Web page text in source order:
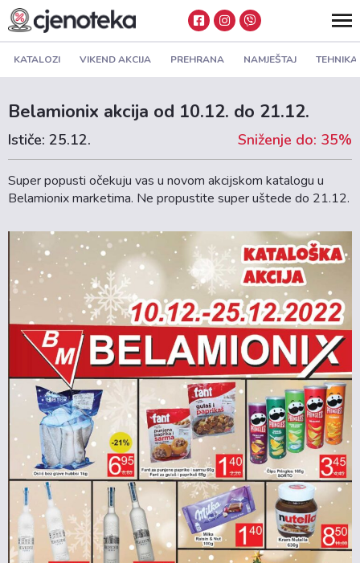
KATALOZI VIKEND AKCIJA PREHRANA NAMJEŠTAJ TEHNIKA
Belamionix akcija od 10.12. do 21.12.
Ističe: 25.12. Sniženje do: 35%
Super popusti očekuju vas u novom akcijskom katalogu u
Belamionix marketima. Ne propustite super uštede do 21.12.